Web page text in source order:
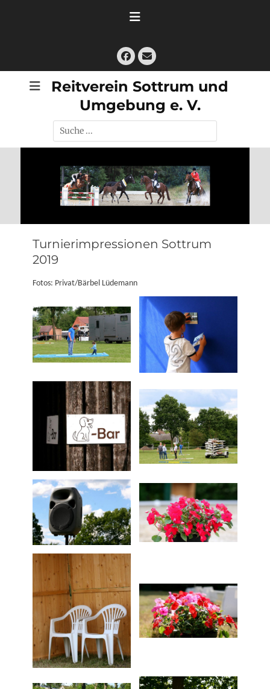
Facebook
E-
Mail
Reitverein Sottrum und
Umgebung e. V.
Suche
nach:
Turnierimpressionen Sottrum
2019
Fotos: Privat/Bärbel Lüdemann